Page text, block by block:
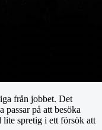
från jobbet. Det
passar på att besöka
lite spretig i ett försök att